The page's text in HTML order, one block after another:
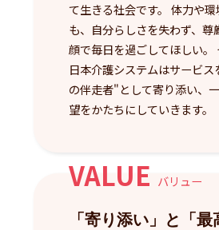
て生きる社会です。 体力や
も、自分らしさを失わず、尊
顔で毎日を過ごしてほしい。
日本介護システムはサービ
の伴走者"として寄り添い、
望をかたちにしていきます。
VALUE バリュー
「寄り添い」と「最